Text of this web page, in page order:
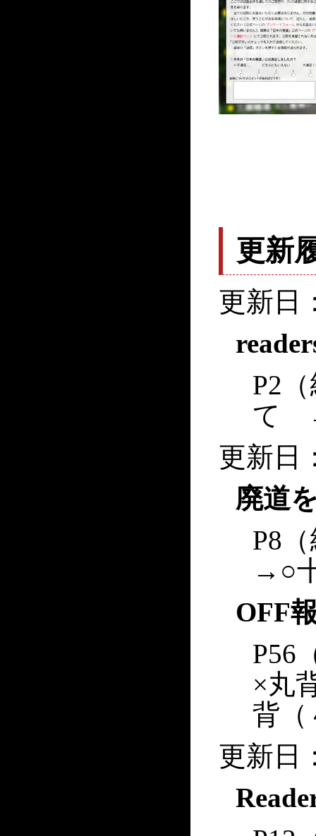
更新
更新日
P2
て
更新日
廃道
P8
→○
OFF
P56
×丸
背（
更新日